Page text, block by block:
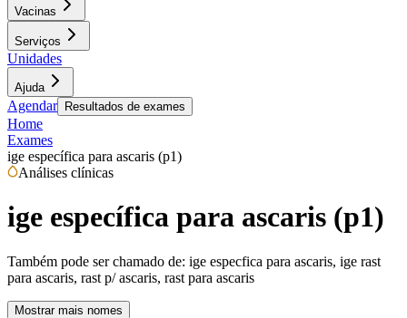
Vacinas
Serviços
Unidades
Ajuda
Agendar Resultados de exames
Home
Exames
ige específica para ascaris (p1)
Análises clínicas
ige específica para ascaris (p1)
Também pode ser chamado de: ige especfica para ascaris, ige rast
para ascaris, rast p/ ascaris, rast para ascaris
Mostrar mais nomes